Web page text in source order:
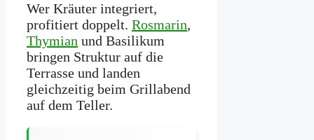
Wer Kräuter integriert,
profitiert doppelt. Rosmarin,
Thymian und Basilikum
bringen Struktur auf die
Terrasse und landen
gleichzeitig beim Grillabend
auf dem Teller.